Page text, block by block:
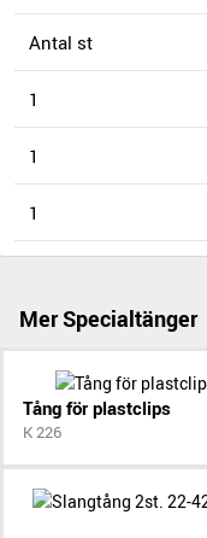
Antal st
1
1
1
Mer Specialtänger
Tång för plastclips
K 226